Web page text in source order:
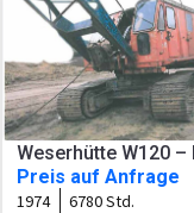
Weserhütte W120
Preis auf Anfrage
1974
6780 Std.